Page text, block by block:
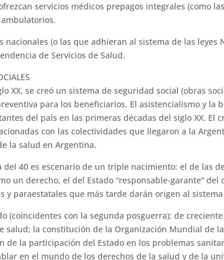
servicios médicos prepagos integrales (como
nacio­nales (o las que adhieran al sistema de las leyes
de Servicios de Salud.
XX, se creó un sistema de seguridad social (obras
para los beneficiarios. El asistencialismo y la
del país en las primeras décadas del siglo XX. El
con las colectividades que llegaron a la
la salud en Argentina.
40 es escenario de un triple nacimiento: el de las
un de­recho, el del Estado “responsable-garante“ del
y paraestatales que más tarde darán origen al
(coin­cidentes con la segunda posguerra); de
salud; la constitución de la Organización Mundial de
de la participación del Estado en los problemas
en el mundo de los derechos de la salud y de la